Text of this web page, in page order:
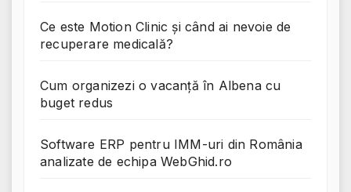
Ce este Motion Clinic și când ai nevoie de
recuperare medicală?
Cum organizezi o vacanță în Albena cu
buget redus
Software ERP pentru IMM-uri din România
analizate de echipa WebGhid.ro